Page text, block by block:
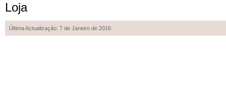
Loja
Última Actualização: 7 de Janeiro de 2016